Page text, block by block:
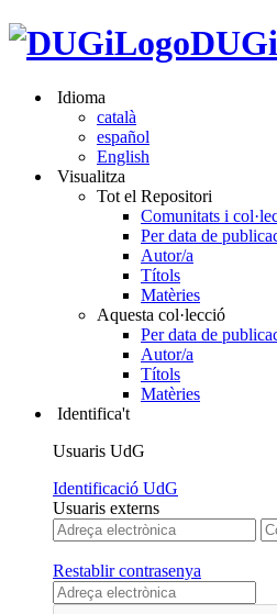
Idioma
català
español
English
Visualitza
Tot el Repositori
Comunitats i
Per data de
Autor/a
Títols
Matèries
Aquesta col·lecció
Per data de
Autor/a
Títols
Matèries
Identifica't
Usuaris UdG
Identificació UdG
Usuaris externs
Restablir contrasenya